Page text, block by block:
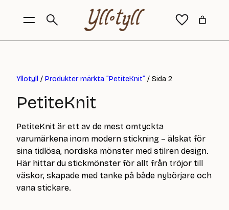
Yllotyll / Produkter märkta ”PetiteKnit” / Sida 2
PetiteKnit
PetiteKnit är ett av de mest omtyckta
varumärkena inom modern stickning – älskat för
sina tidlösa, nordiska mönster med stilren design.
Här hittar du stickmönster för allt från tröjor till
väskor, skapade med tanke på både nybörjare och
vana stickare.